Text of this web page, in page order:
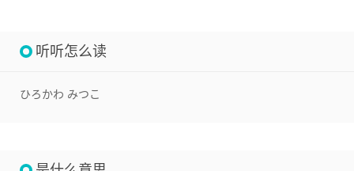
听听怎么读
ひろかわ みつこ